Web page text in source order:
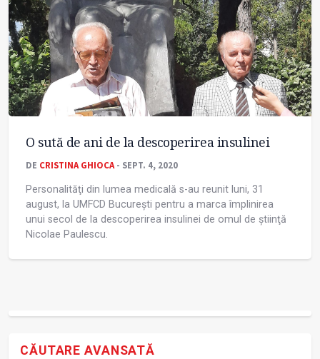
O sută de ani de la descoperirea insulinei
DE CRISTINA GHIOCA- SEPT. 4, 2020
Personalităţi din lumea medicală s-au reunit luni, 31
august, la UMFCD București pentru a marca împlinirea
unui secol de la descoperirea insulinei de omul de știinţă
Nicolae Paulescu.
CĂUTARE AVANSATĂ